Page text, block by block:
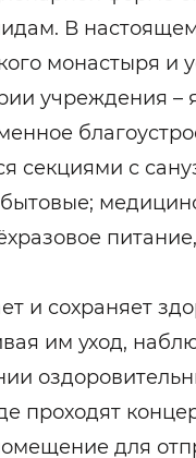
В настоящем
монастыря и
учреждения –
секциями с
и сохраняет
им уход,
проходят
для